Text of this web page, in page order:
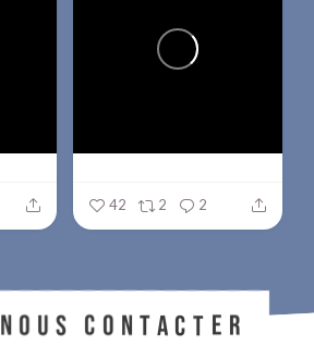
42 2 2
NOUS CONTACTER